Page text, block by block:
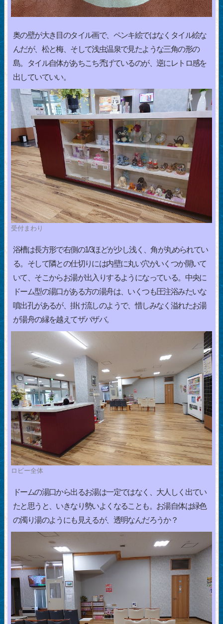
奥の壁が大き目のタイル画で、ペンキ絵ではなくタイル絵な
んだが、松と梅、そして浅虫温泉で見たような三角の形の
島。タイル自体があちこち禿げているのが、逆にレトロ感を
出していていい。
受付まわり
浴槽は長方形で右側の1/3ほどが少し浅く、角が丸められてい
る。そして隣との仕切りには内壁に丸い穴がいくつか開いて
いて、そこからお湯が出入りするようになっている。中央に
ドーム型の湯口がある方の湯舟は、いくつも圧注浴みたいな
噴出孔があるが、掛け流しのようで、惜しみなく溢れたお湯
が湯舟の縁を越えてザバザバ。
ロビー全体
ドームの湯口から出るお湯は一定ではなく、大人しく出てい
たと思うと、いきなり勢いよくなることも。お湯自体は緑色
の濁り湯のようにも見えるが、透明なんだろうか？